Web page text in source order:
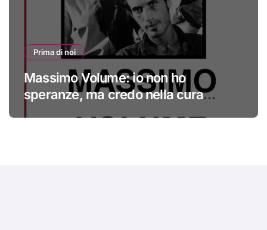
Prima di noi
Massimo Volume: io non ho
speranze, ma credo nella cura